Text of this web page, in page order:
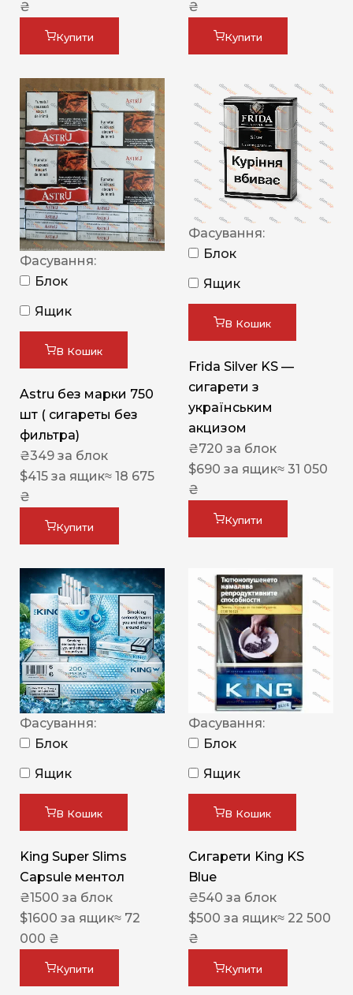
₴
Купити
₴
Купити
Фасування:
Блок
Ящик
В Кошик
Astru без марки 750
шт ( сигареты без
фильтра)
₴349 за блок
$415 за ящик≈ 18 675
₴
Купити
Фасування:
Блок
Ящик
В Кошик
Frida Silver KS —
сигарети з
українським
акцизом
₴720 за блок
$690 за ящик≈ 31 050
₴
Купити
Фасування:
Блок
Ящик
В Кошик
King Super Slims
Capsule ментол
₴1500 за блок
$1600 за ящик≈ 72
000 ₴
Купити
Фасування:
Блок
Ящик
В Кошик
Сигарети King KS
Blue
₴540 за блок
$500 за ящик≈ 22 500
₴
Купити